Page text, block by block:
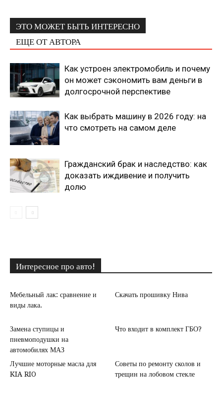
ЭТО МОЖЕТ БЫТЬ ИНТЕРЕСНО
ЕЩЕ ОТ АВТОРА
Как устроен электромобиль и почему
он может сэкономить вам деньги в
долгосрочной перспективе
Как выбрать машину в 2026 году: на
что смотреть на самом деле
Гражданский брак и наследство: как
доказать иждивение и получить
долю
Интересное про авто!
Мебельный лак: сравнение и
виды лака.
Скачать прошивку Нива
Замена ступицы и
пневмоподушки на
автомобилях МАЗ
Что входит в комплект ГБО?
Лучшие моторные масла для
KIA RIO
Советы по ремонту сколов и
трещин на лобовом стекле